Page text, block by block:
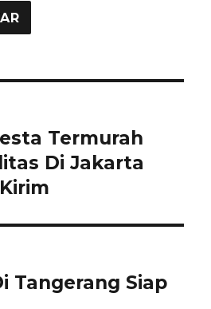
Termurah
Di Jakarta
Tangerang Siap